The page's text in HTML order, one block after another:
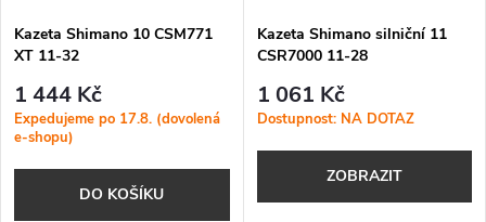
Kazeta Shimano 10 CSM771
XT 11-32
1 444 Kč
Expedujeme po 17.8. (dovolená
e-shopu)
DO KOŠÍKU
Kazeta Shimano silniční 11
CSR7000 11-28
1 061 Kč
Dostupnost: NA DOTAZ
ZOBRAZIT